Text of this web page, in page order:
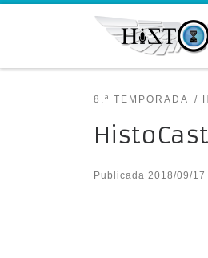
Saltar al contenido
8.ª TEMPORADA
Publicada 2018/09/17